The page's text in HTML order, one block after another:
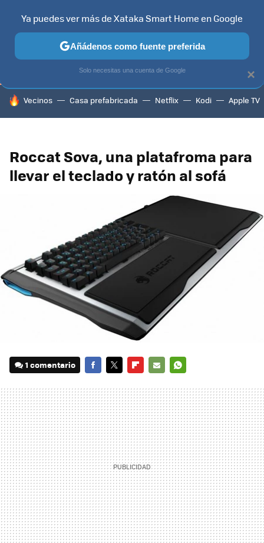
TELEVISORES CONTENIDOS SMART TV SELECCIÓN
HOY SE HABLA DE
Vecinos Casa prefabricada Netflix Kodi Apple TV
Roccat Sova, una platafroma para
llevar el teclado y ratón al sofá
1 comentario
MAIL
×
Ya puedes ver más de Xataka Smart Home en Google
Añádenos como fuente preferida
Solo necesitas una cuenta de Google